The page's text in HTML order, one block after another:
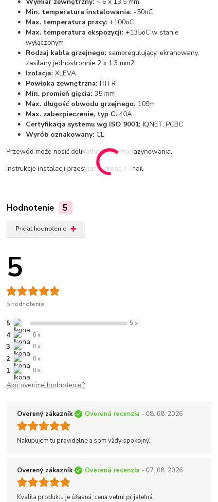
Min. temperatura instalowania: -50oC
Max. temperatura pracy: +100oC
Max. temperatura ekspozycji: +135oC w stanie
wyłączonym
Rodzaj kabla grzejnego: samoregulujący, ekranowany,
zasilany jednostronnie 2 x 1,3 mm2
Izolacja: XLEVA
Powłoka zewnętrzna: HFFR
Min. promień gięcia: 35 mm
Max. długość obwodu grzejnego: 109m
Max. zabezpieczenie, typ C: 40A
Certyfikacja systemu wg ISO 9001: IQNET, PCBC
Wyrób oznakowany: CE
Przewód może nosić delikatne ślady magazynowania.
Instrukcje instalacji przesyłamy drogą e-mail.
Hodnotenie 5
Pridať hodnotenie
5
5 hodnotenie
5 5 x
4 0 x
3 0 x
2 0 x
1 0 x
Ako overíme hodnotenie?
Overený zákazník Overená recenzia - 08. 08. 2026
Nakupujem tu pravidelne a som vždy spokojný.
Overený zákazník Overená recenzia - 07. 08. 2026
Kvalita produktu je úžasná, cena veľmi prijateľná.